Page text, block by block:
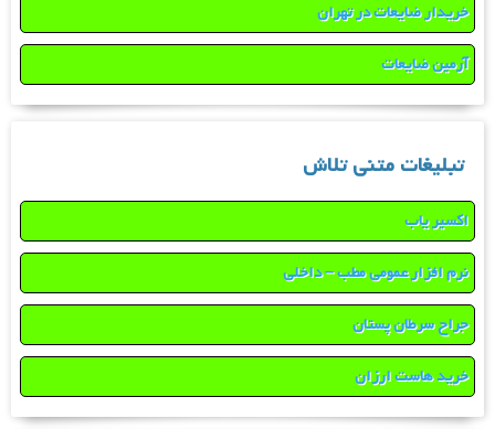
خریدار ضایعات در تهران
آرمین ضایعات
تبلیغات متنی تلاش
اکسیر یاب
نرم افزار عمومی مطب – داخلی
جراح سرطان پستان
خرید هاست ارزان